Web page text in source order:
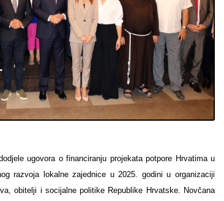
ugovora o financiranju projekata potpore Hrvatima u
razvoja lokalne zajednice u 2025. godini u organizaciji
obitelji i socijalne politike Republike Hrvatske. Novčana